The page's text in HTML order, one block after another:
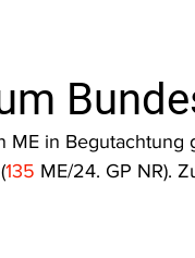
ME in
135 ME/24. GP NR).